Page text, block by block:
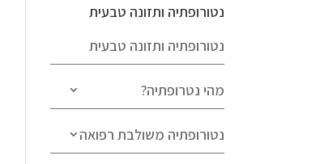
נטורופתיה ותזונה טבעית
נטורופתיה ותזונה טבעית
מהי נטרופתיה?
נטורופתיה משולבת רפואה